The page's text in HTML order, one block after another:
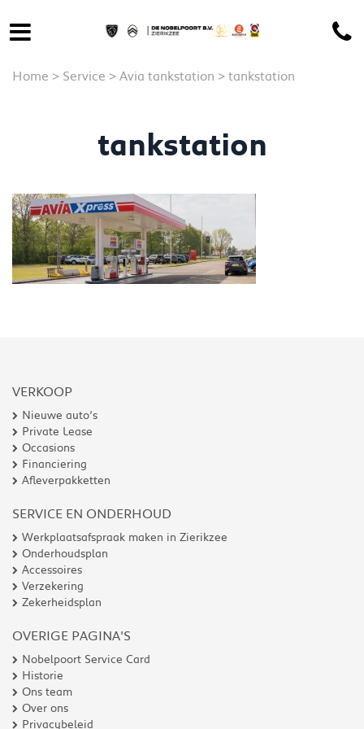
Home > Service > Avia tankstation > tankstation
tankstation
VERKOOP
Nieuwe auto’s
Private Lease
Occasions
Financiering
Afleverpakketten
SERVICE EN ONDERHOUD
Werkplaatsafspraak maken in Zierikzee
Onderhoudsplan
Accessoires
Verzekering
Zekerheidsplan
OVERIGE PAGINA'S
Nobelpoort Service Card
Historie
Ons team
Over ons
Privacybeleid